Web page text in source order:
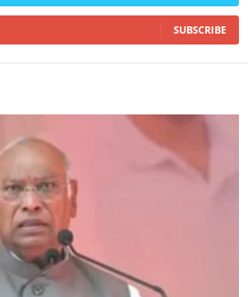
SUBSCRIBE